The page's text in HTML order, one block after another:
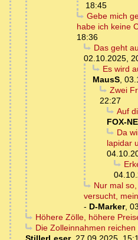
18:45
Gebe mich
habe ich keine
18:36
Das geht
02.10.2025,
Es wird
MausS
Zwei
22:27
Auf
FOX-
Da
lapidar
Nur mal
versucht,
- D-Marker,
Höhere Zölle, höhere
Die Zolleinnahmen
StillerLeser, 27.09.2025,